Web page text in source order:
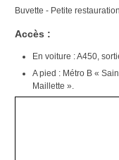
Buvette - Petite restauration
Accès :
En voiture : A450,
A pied : Métro B «
Maillette ».